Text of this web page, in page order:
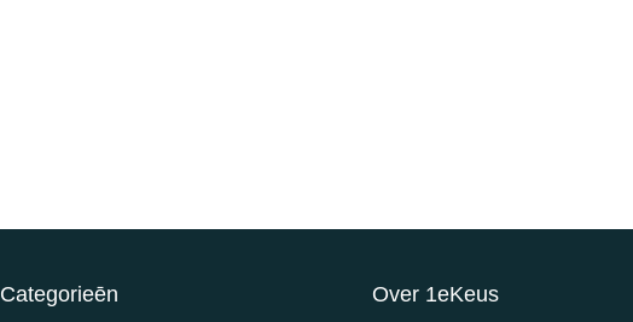
Categorieēn Over 1eKeus